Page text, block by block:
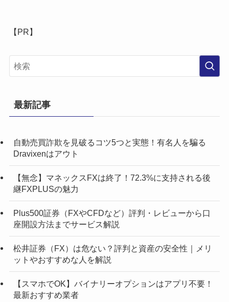
【PR】
最新記事
自動売買詐欺を見破るコツ5つと実態！有名人を騙る
Dravixenはアウト
【無念】マネックスFXは終了！72.3%に支持される後
継FXPLUSの魅力
Plus500証券（FXやCFDなど）評判・レビューから口
座開設方法までサービス解説
松井証券（FX）は危ない？評判と資産の安全性｜メリ
ットやおすすめな人を解説
【スマホでOK】バイナリーオプションはアプリ不要！
最新おすすめ業者